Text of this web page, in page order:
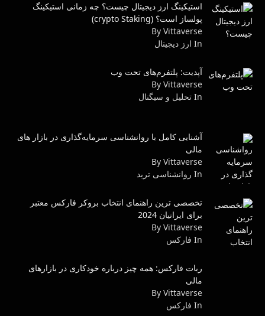
استیکینگ ارز دیجیتال چیست؟ چه زمانی استیکینگ
پولساز است؟ (crypto Staking)
By Vittaverse
In ارز دیجیتال
آپدیت: پلتفرم‌های تحت وب
By Vittaverse
In تحلیل و سیگنال
آشنایی کامل با روانشناسی سرمایه‌گذاری در بازار های
مالی
By Vittaverse
In روانشناسى ترید
تخصصی ترین راهنمای انتخاب بروکر فارکس معتبر
برای ایرانیان 2024
By Vittaverse
In فاركس
ربات فارکس: همه چیز درباره خودکاری در بازارهای
مالی
By Vittaverse
In فاركس